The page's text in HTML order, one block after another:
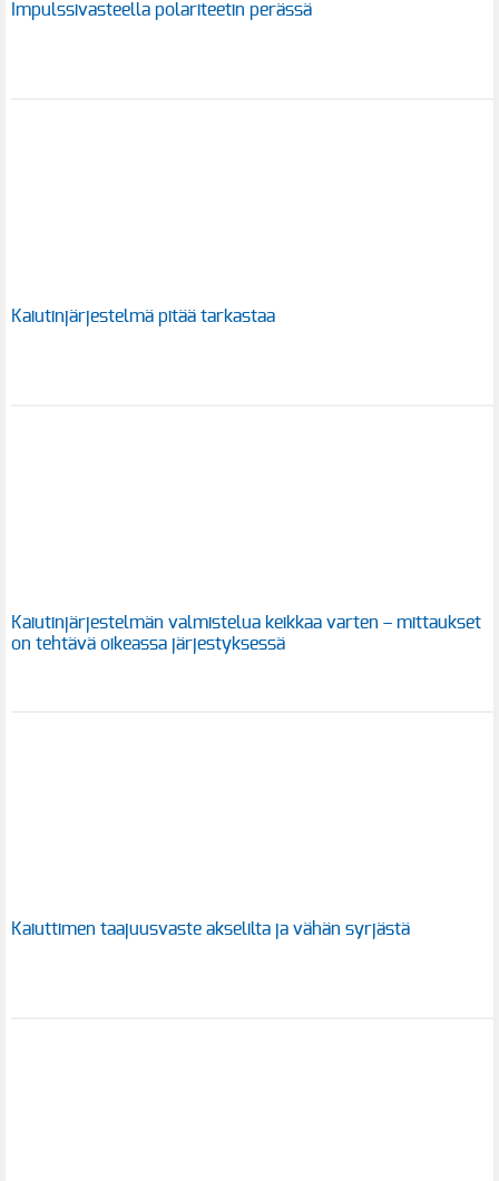
Impulssivasteella polariteetin perässä
Kaiutinjärjestelmä pitää tarkastaa
Kaiutinjärjestelmän valmistelua keikkaa varten – mittaukset
on tehtävä oikeassa järjestyksessä
Kaiuttimen taajuusvaste akselilta ja vähän syrjästä